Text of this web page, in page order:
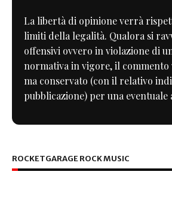
La libertà di opinione verrà
limiti della legalità. Qualora si
offensivi ovvero in violazione di
normativa in vigore, il
ma conservato (con il relativo
pubblicazione) per una eventuale
ROCKETGARAGE ROCK MUSIC